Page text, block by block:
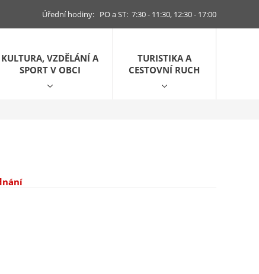
Úřední hodiny: PO a ST: 7:30 - 11:30, 12:30 - 17:00
KULTURA, VZDĚLÁNÍ A
SPORT V OBCI
TURISTIKA A
CESTOVNÍ RUCH